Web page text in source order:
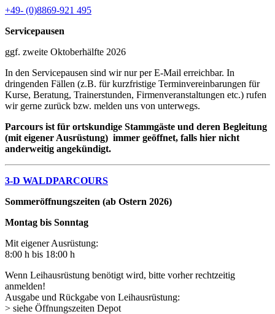
+49- (0)8869-921 495
Servicepausen
ggf. zweite Oktoberhälfte 2026
In den Servicepausen sind wir nur per E-Mail erreichbar. In
dringenden Fällen (z.B. für kurzfristige Terminvereinbarungen für
Kurse, Beratung, Trainerstunden, Firmenveranstaltungen etc.) rufen
wir gerne zurück bzw. melden uns von unterwegs.
Parcours ist für ortskundige Stammgäste und deren Begleitung
(mit eigener Ausrüstung) immer geöffnet, falls hier nicht
anderweitig angekündigt.
3-D WALDPARCOURS
Sommeröffnungszeiten (ab Ostern 2026)
Montag bis Sonntag
Mit eigener Ausrüstung:
8:00 h bis 18:00 h
Wenn Leihausrüstung benötigt wird, bitte vorher rechtzeitig
anmelden!
Ausgabe und Rückgabe von Leihausrüstung:
> siehe Öffnungszeiten Depot